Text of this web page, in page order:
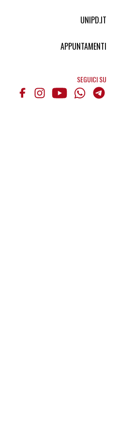
UNIPD.IT
APPUNTAMENTI
SEGUICI SU